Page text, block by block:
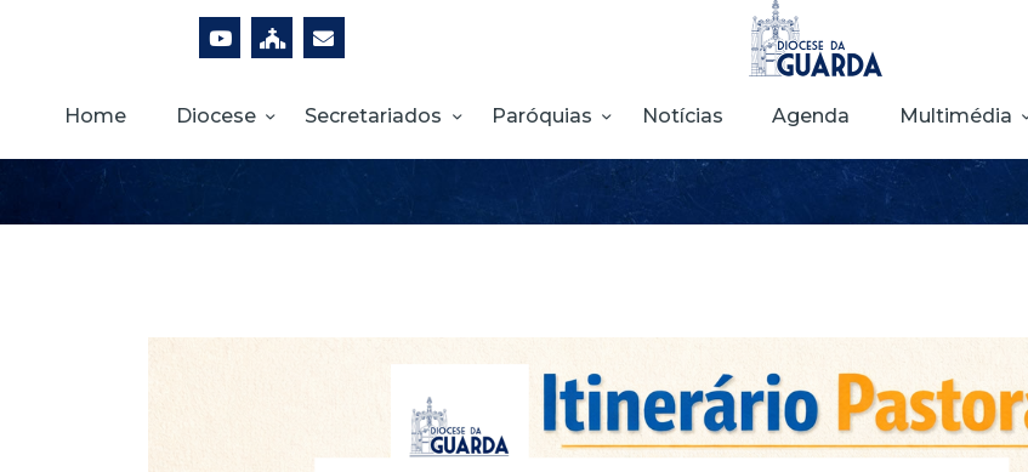
Home Diocese Secretariados Paróquias Notícias Agenda Multimédia
PARÓQUIAS
MULTIMÉDIA
SENTIR COM A